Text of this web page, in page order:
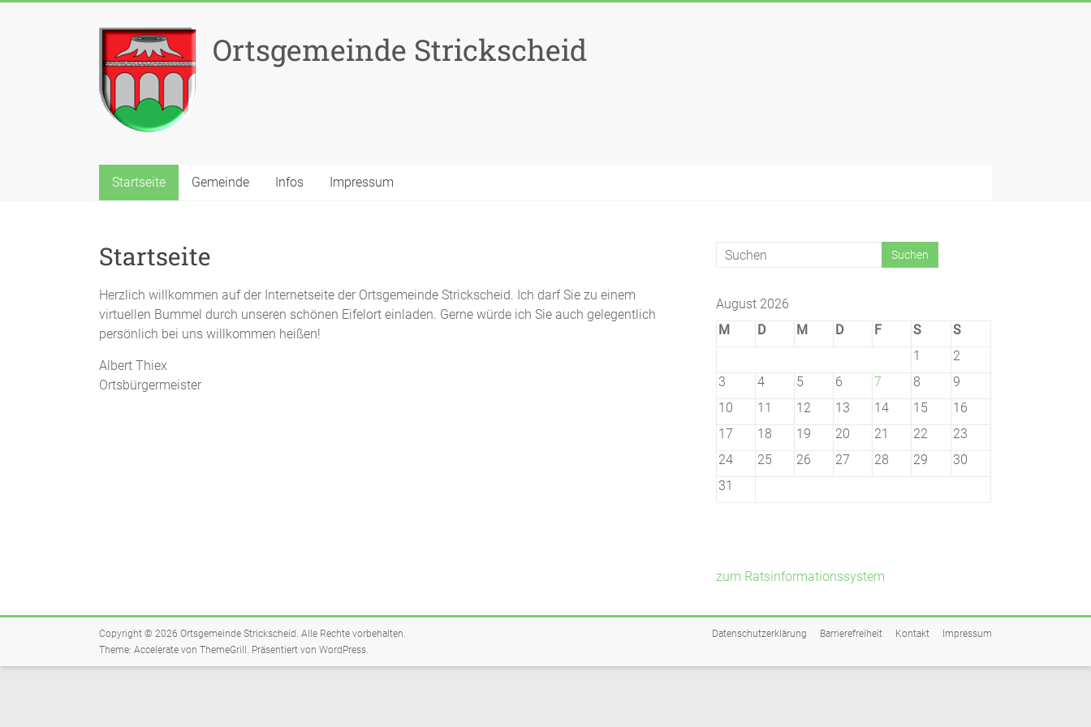
Ortsgemeinde Strickscheid
Startseite Gemeinde Infos Impressum
Startseite
Herzlich willkommen auf der Internetseite der Ortsgemeinde Strickscheid. Ich darf Sie zu einem
virtuellen Bummel durch unseren schönen Eifelort einladen. Gerne würde ich Sie auch gelegentlich
persönlich bei uns willkommen heißen!
Albert Thiex
Ortsbürgermeister
August 2026
M
D M D F S
S
1
2
3
4 5 6 7 8
9
10
11 12 13 14 15
16
17
18 19 20 21 22
23
24
25 26 27 28 29
30
31
zum Ratsinformationssystem
Copyright © 2026 Ortsgemeinde Strickscheid . Alle Rechte vorbehalten.
Theme: Accelerate von ThemeGrill. Präsentiert von WordPress.
Datenschutzerklärung Barrierefreiheit Kontakt Impressum